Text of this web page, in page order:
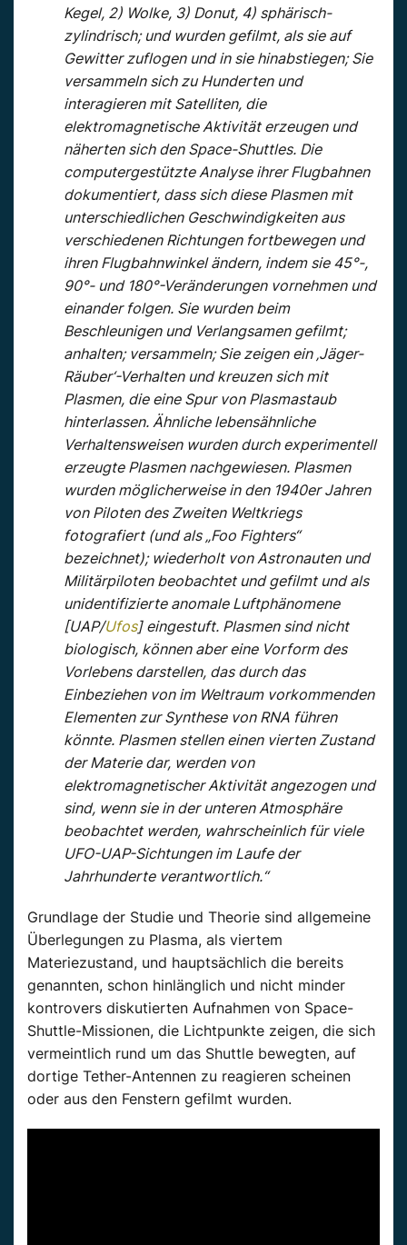
Kegel, 2) Wolke, 3) Donut, 4) sphärisch-
zylindrisch; und wurden gefilmt, als sie auf
Gewitter zuflogen und in sie hinabstiegen; Sie
versammeln sich zu Hunderten und
interagieren mit Satelliten, die
elektromagnetische Aktivität erzeugen und
näherten sich den Space-Shuttles. Die
computergestützte Analyse ihrer Flugbahnen
dokumentiert, dass sich diese Plasmen mit
unterschiedlichen Geschwindigkeiten aus
verschiedenen Richtungen fortbewegen und
ihren Flugbahnwinkel ändern, indem sie 45°-,
90°- und 180°-Veränderungen vornehmen und
einander folgen. Sie wurden beim
Beschleunigen und Verlangsamen gefilmt;
anhalten; versammeln; Sie zeigen ein ‚Jäger-
Räuber‘-Verhalten und kreuzen sich mit
Plasmen, die eine Spur von Plasmastaub
hinterlassen. Ähnliche lebensähnliche
Verhaltensweisen wurden durch experimentell
erzeugte Plasmen nachgewiesen. Plasmen
wurden möglicherweise in den 1940er Jahren
von Piloten des Zweiten Weltkriegs
fotografiert (und als „Foo Fighters“
bezeichnet); wiederholt von Astronauten und
Militärpiloten beobachtet und gefilmt und als
unidentifizierte anomale Luftphänomene
[UAP/Ufos] eingestuft. Plasmen sind nicht
biologisch, können aber eine Vorform des
Vorlebens darstellen, das durch das
Einbeziehen von im Weltraum vorkommenden
Elementen zur Synthese von RNA führen
könnte. Plasmen stellen einen vierten Zustand
der Materie dar, werden von
elektromagnetischer Aktivität angezogen und
sind, wenn sie in der unteren Atmosphäre
beobachtet werden, wahrscheinlich für viele
UFO-UAP-Sichtungen im Laufe der
Jahrhunderte verantwortlich.“
Grundlage der Studie und Theorie sind allgemeine
Überlegungen zu Plasma, als viertem
Materiezustand, und hauptsächlich die bereits
genannten, schon hinlänglich und nicht minder
kontrovers diskutierten Aufnahmen von Space-
Shuttle-Missionen, die Lichtpunkte zeigen, die sich
vermeintlich rund um das Shuttle bewegten, auf
dortige Tether-Antennen zu reagieren scheinen
oder aus den Fenstern gefilmt wurden.